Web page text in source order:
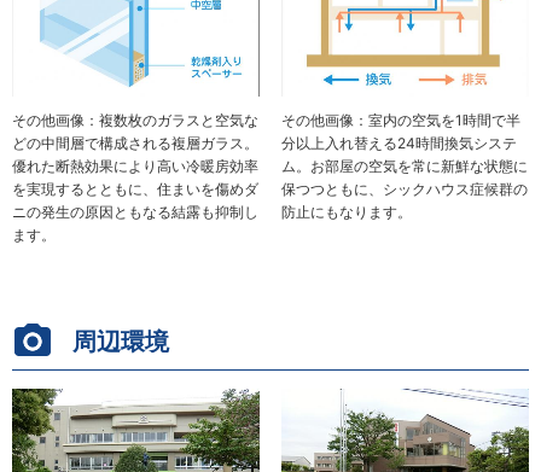
その他画像：複数枚のガラスと空気な
どの中間層で構成される複層ガラス。
優れた断熱効果により高い冷暖房効率
を実現するとともに、住まいを傷めダ
ニの発生の原因ともなる結露も抑制し
ます。
その他画像：室内の空気を1時間で半
分以上入れ替える24時間換気システ
ム。お部屋の空気を常に新鮮な状態に
保つつともに、シックハウス症候群の
防止にもなります。
周辺環境